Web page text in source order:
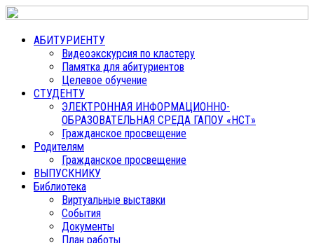
АБИТУРИЕНТУ
Видеоэкскурсия по кластеру
Памятка для абитуриентов
Целевое обучение
СТУДЕНТУ
ЭЛЕКТРОННАЯ ИНФОРМАЦИОННО-
ОБРАЗОВАТЕЛЬНАЯ СРЕДА ГАПОУ «НСТ»
Гражданское просвещение
Родителям
Гражданское просвещение
ВЫПУСКНИКУ
Библиотека
Виртуальные выставки
События
Документы
План работы